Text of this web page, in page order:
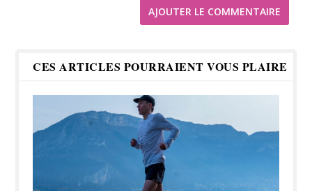
CES ARTICLES POURRAIENT VOUS PLAIRE